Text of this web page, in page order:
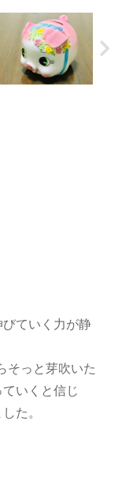
ていく力が静
そっと芽吹いた
いくと信じ
た。